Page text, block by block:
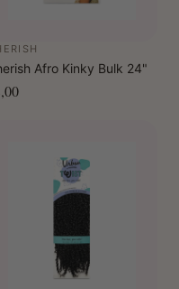
Afro Kinky Bulk 24"